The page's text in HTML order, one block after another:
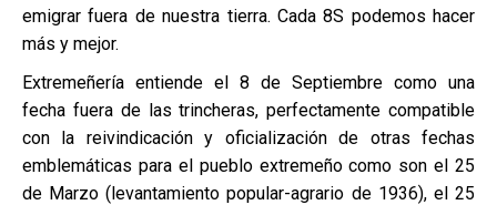
emigrar fuera de nuestra tierra. Cada 8S podemos hacer
más y mejor.
Extremeñería entiende el 8 de Septiembre como una
fecha fuera de las trincheras, perfectamente compatible
con la reivindicación y oficialización de otras fechas
emblemáticas para el pueblo extremeño como son el 25
de Marzo (levantamiento popular-agrario de 1936), el 25